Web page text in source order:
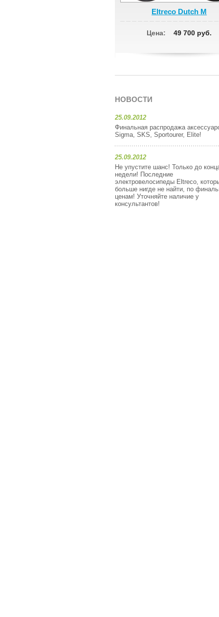
Eltreco Dutch M
Цена: 49 700 руб.
НОВОСТИ
25.09.2012
Финальная распродажа
Sigma, SKS, Sportourer, Elite!
25.09.2012
Не упустите шанс! Только до
недели! Последние
электровелосипеды Eltreco,
больше нигде не найти, по
ценам! Уточняйте наличие у
консультантов!